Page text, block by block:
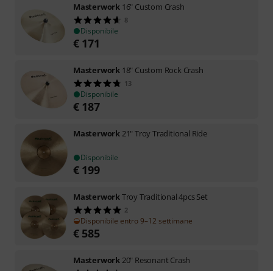
Masterwork 16" Custom Crash
8
Disponibile
€ 171
Masterwork 18" Custom Rock Crash
13
Disponibile
€ 187
Masterwork 21" Troy Traditional Ride
Disponibile
€ 199
MasterworkTroy Traditional 4pcs Set
2
Disponibile entro 9–12 settimane
€ 585
Masterwork 20" Resonant Crash